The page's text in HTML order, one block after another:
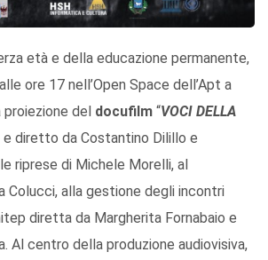
età e della educazione permanente,
ore 17 nell’Open Space dell’Apt a
proiezione del docufilm “VOCI DELLA
e diretto da Costantino Dilillo e
riprese di Michele Morelli, al
Colucci, alla gestione degli incontri
diretta da Margherita Fornabaio e
Al centro della produzione audiovisiva,